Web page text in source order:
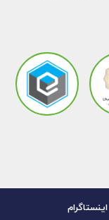
اینستاگرام